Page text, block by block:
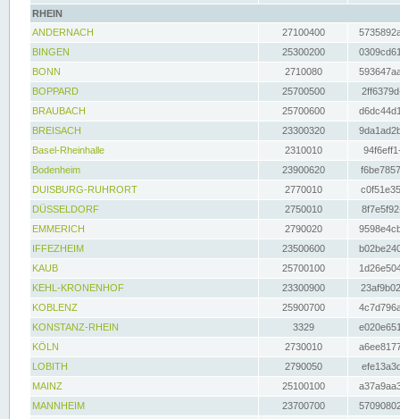
RHEIN
ANDERNACH
27100400
BINGEN
25300200
BONN
2710080
BOPPARD
25700500
BRAUBACH
25700600
BREISACH
23300320
Basel-Rheinhalle
2310010
Bodenheim
23900620
DUISBURG-RUHRORT
2770010
DÜSSELDORF
2750010
EMMERICH
2790020
IFFEZHEIM
23500600
KAUB
25700100
KEHL-KRONENHOF
23300900
KOBLENZ
25900700
KONSTANZ-RHEIN
3329
KÖLN
2730010
LOBITH
2790050
MAINZ
25100100
MANNHEIM
23700700